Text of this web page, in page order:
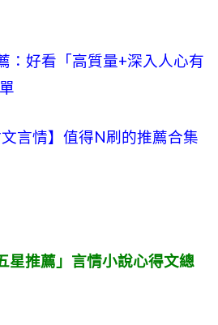
：好看「高質量+深入人心有
文言情】值得N刷的推薦合集
星推薦」言情小說心得文總